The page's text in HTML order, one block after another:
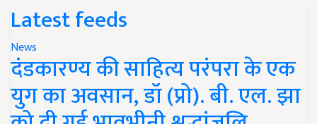
Latest feeds
News
दंडकारण्य की साहित्य परंपरा के एक
युग का अवसान, डॉ (प्रो). बी. एल. झा